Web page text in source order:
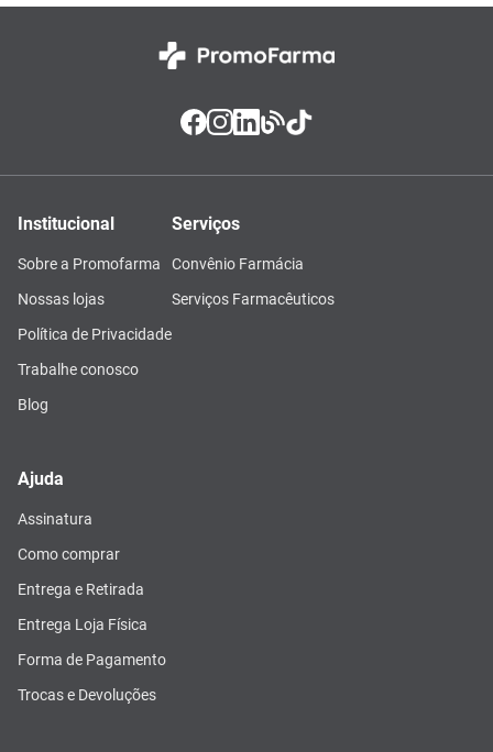
Institucional
Sobre a Promofarma
Nossas lojas
Política de Privacidade
Trabalhe conosco
Blog
Serviços
Convênio Farmácia
Serviços Farmacêuticos
Ajuda
Assinatura
Como comprar
Entrega e Retirada
Entrega Loja Física
Forma de Pagamento
Trocas e Devoluções